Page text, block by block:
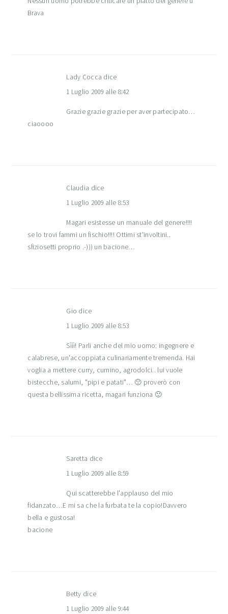
Brava
Lady Cocca dice
1 Luglio 2009 alle 8:42
Grazie grazie grazie per aver partecipato…
ciaoooo
Claudia dice
1 Luglio 2009 alle 8:53
Magari esistesse un manuale del genere!!!!
se lo trovi fammi un fischio!!!! Ottimi st'involtini..
sfiziosetti proprio .-))) un bacione…
Gio dice
1 Luglio 2009 alle 8:53
Sììì! Parli anche del mio uomo: ingegnere e
calabrese, un'accoppiata culinariamente tremenda. Hai
voglia a mettere curry, cumino, agrodolci.. lui vuole
bistecche, salumi, "pipi e patati"… 🙁 proverò con
questa bellissima ricetta, magari funziona 🙂
Saretta dice
1 Luglio 2009 alle 8:59
Qui scatterebbe l'applauso del mio
fidanzato…E mi sa che la furbata te la copio!Davvero
bella e gustosa!
bacione
Betty dice
1 Luglio 2009 alle 9:44